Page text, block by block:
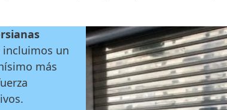
incluimos un
más